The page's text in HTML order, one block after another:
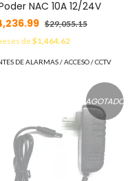
NAC 10A 12/24V
$29,055.15
de$1,464.62
DE ALARMAS / ACCESO / CCTV
AGOTADO